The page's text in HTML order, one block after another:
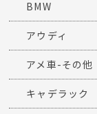
BMW
アウディ
アメ車-その他
キャデラック